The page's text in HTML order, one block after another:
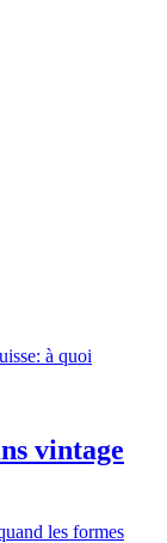
vintage
les formes